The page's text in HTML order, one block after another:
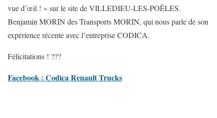
vue d’œil ! » sur le site de VILLEDIEU-LES-POÊLES.
Benjamin MORIN des Transports MORIN, qui nous parle de son
expérience récente avec l’entreprise CODICA.
Félicitations ! ???
Facebook : Codica Renault Trucks